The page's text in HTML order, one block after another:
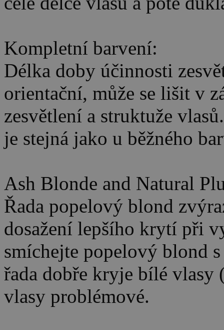
Kompletní barvení:
Délka doby účinnosti
orientační, může se lišit v
zesvětlení a struktuže
je stejná jako u běžného
Ash Blonde and Natural
Řada popelový blond
dosažení lepšího krytí při
smíchejte popelový blond
řada dobře kryje bílé vlasy
vlasy problémové.